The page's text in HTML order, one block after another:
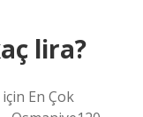
lira?
En Çok